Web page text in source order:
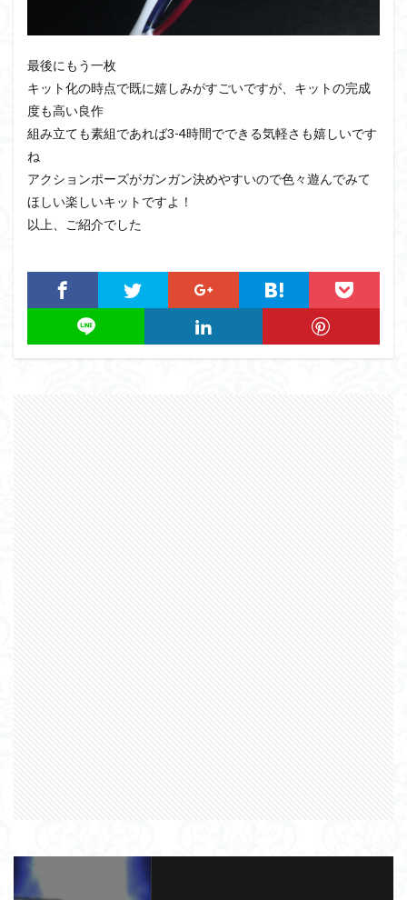
最後にもう一枚
キット化の時点で既に嬉しみがすごいですが、キットの完成
度も高い良作
組み立ても素組であれば3-4時間でできる気軽さも嬉しいです
ね
アクションポーズがガンガン決めやすいので色々遊んでみて
ほしい楽しいキットですよ！
以上、ご紹介でした